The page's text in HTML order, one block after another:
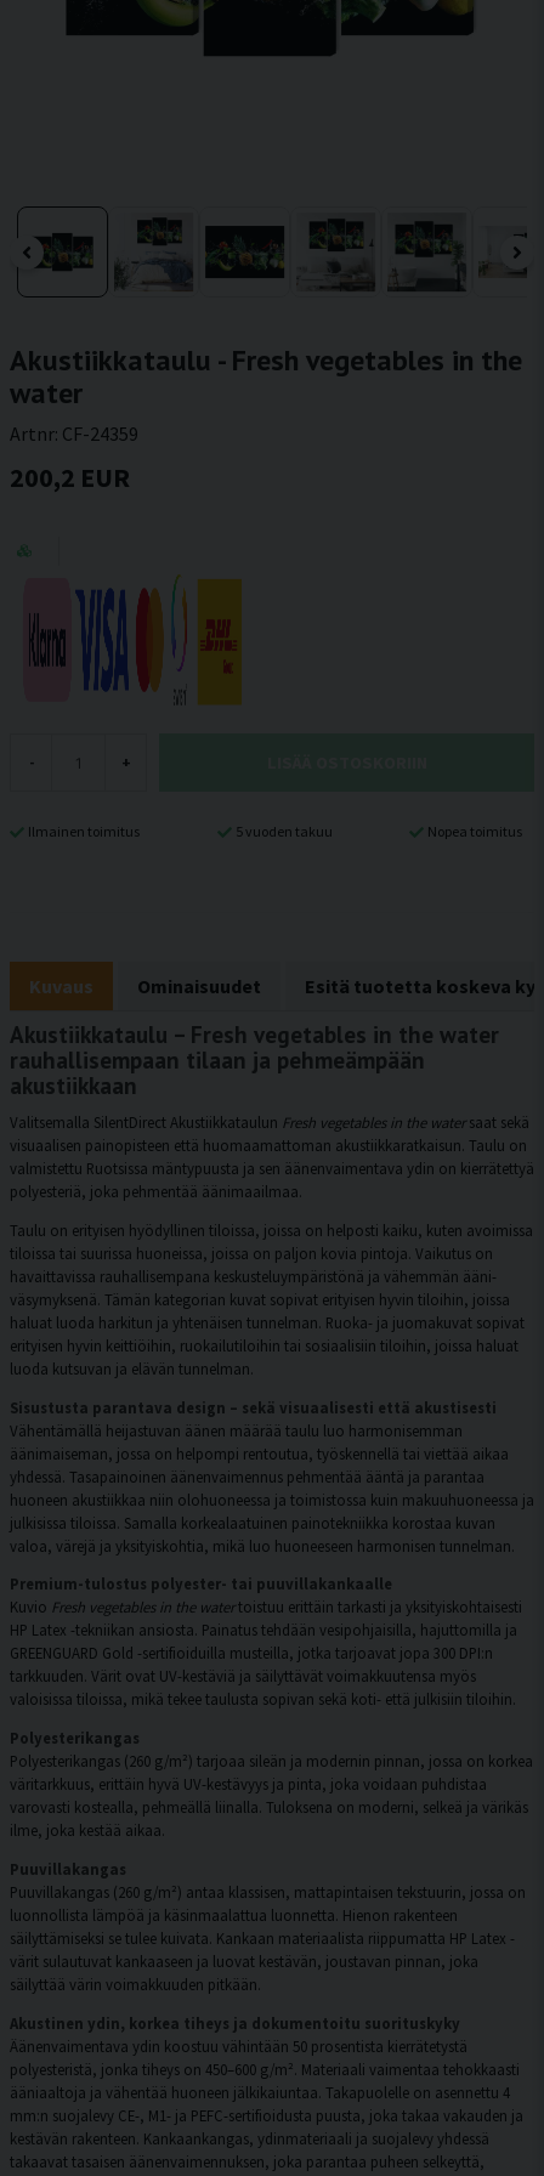
Akustiikkataulu - Fresh vegetables in the
water
Artnr: CF-24359
200,2 EUR
- +
Ilmainen toimitus 5 vuoden takuu Nopea toimitus
Kuvaus Ominaisuudet Esitä tuotetta koskeva
Akustiikkataulu – Fresh vegetables in the water
rauhallisempaan tilaan ja pehmeämpään
akustiikkaan
Valitsemalla SilentDirect Akustiikkataulun Fresh vegetables in the watersaat sekä
visuaalisen painopisteen että huomaamattoman akustiikkaratkaisun. Taulu on
valmistettu Ruotsissa mäntypuusta ja sen äänenvaimentava ydin on kierrätettyä
polyesteriä, joka pehmentää äänimaailmaa.
Taulu on erityisen hyödyllinen tiloissa, joissa on helposti kaiku, kuten avoimissa
tiloissa tai suurissa huoneissa, joissa on paljon kovia pintoja. Vaikutus on
havaittavissa rauhallisempana keskusteluympäristönä ja vähemmän ääni-
väsymyksenä. Tämän kategorian kuvat sopivat erityisen hyvin tiloihin, joissa
haluat luoda harkitun ja yhtenäisen tunnelman. Ruoka- ja juomakuvat sopivat
erityisen hyvin keittiöihin, ruokailutiloihin tai sosiaalisiin tiloihin, joissa haluat
luoda kutsuvan ja elävän tunnelman.
Sisustusta parantava design – sekä visuaalisesti että akustisesti
Vähentämällä heijastuvan äänen määrää taulu luo harmonisemman
äänimaiseman, jossa on helpompi rentoutua, työskennellä tai viettää aikaa
yhdessä. Tasapainoinen äänenvaimennus pehmentää ääntä ja parantaa
huoneen akustiikkaa niin olohuoneessa ja toimistossa kuin makuuhuoneessa ja
julkisissa tiloissa. Samalla korkealaatuinen painotekniikka korostaa kuvan
valoa, värejä ja yksityiskohtia, mikä luo huoneeseen harmonisen tunnelman.
Premium-tulostus polyester- tai puuvillakankaalle
Kuvio Fresh vegetables in the watertoistuu erittäin tarkasti ja yksityiskohtaisesti
HP Latex -tekniikan ansiosta. Painatus tehdään vesipohjaisilla, hajuttomilla ja
GREENGUARD Gold -sertifioiduilla musteilla, jotka tarjoavat jopa 300 DPI:n
tarkkuuden. Värit ovat UV-kestäviä ja säilyttävät voimakkuutensa myös
valoisissa tiloissa, mikä tekee taulusta sopivan sekä koti- että julkisiin tiloihin.
Polyesterikangas
Polyesterikangas (260 g/m²) tarjoaa sileän ja modernin pinnan, jossa on korkea
väritarkkuus, erittäin hyvä UV-kestävyys ja pinta, joka voidaan puhdistaa
varovasti kostealla, pehmeällä liinalla. Tuloksena on moderni, selkeä ja värikäs
ilme, joka kestää aikaa.
Puuvillakangas
Puuvillakangas (260 g/m²) antaa klassisen, mattapintaisen tekstuurin, jossa on
luonnollista lämpöä ja käsinmaalattua luonnetta. Hienon rakenteen
säilyttämiseksi se tulee kuivata. Kankaan materiaalista riippumatta HP Latex -
värit sulautuvat kankaaseen ja luovat kestävän, joustavan pinnan, joka
säilyttää värin voimakkuuden pitkään.
Akustinen ydin, korkea tiheys ja dokumentoitu suorituskyky
Äänenvaimentava ydin koostuu vähintään 50 prosentista kierrätetystä
polyesteristä, jonka tiheys on 450–600 g/m². Materiaali vaimentaa tehokkaasti
ääniaaltoja ja vähentää huoneen jälkikaiuntaa. Takapuolelle on asennettu 4
mm:n suojalevy CE-, M1- ja PEFC-sertifioidusta puusta, joka takaa vakauden ja
kestävän rakenteen. Kankaankangas, ydinmateriaali ja suojalevy yhdessä
takaavat tasaisen äänenvaimennuksen, joka parantaa puheen selkeyttä,